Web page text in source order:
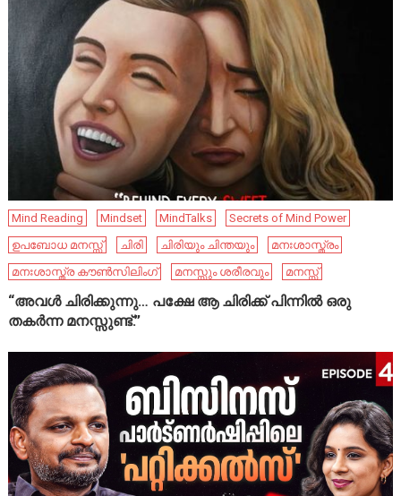
Mind Reading Mindset MindTalks
Secrets of Mind Power
ഉപബോധ മനസ്സ്
ചിരി ചിരിയും ചിന്തയും
മനഃശാസ്ത്രം
മനഃശാസ്ത്ര കൗൺസിലിംഗ്
മനസ്സും ശരീരവും മനസ്സ്
“അവൾ ചിരിക്കുന്നു… പക്ഷേ ആ ചിരിക്ക് പിന്നിൽ ഒരു
തകർന്ന മനസ്സുണ്ട്.”